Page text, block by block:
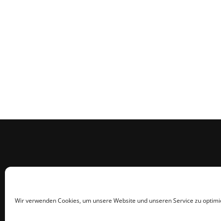
Wir verwenden Cookies, um unsere Website und unseren Service zu